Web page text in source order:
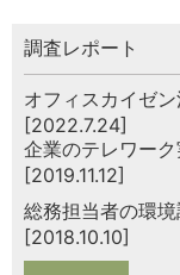
調査レポート
オフィスカイゼ
[2022.7.24]
企業のテレワー
[2019.11.12]
総務担当者の環
[2018.10.10]